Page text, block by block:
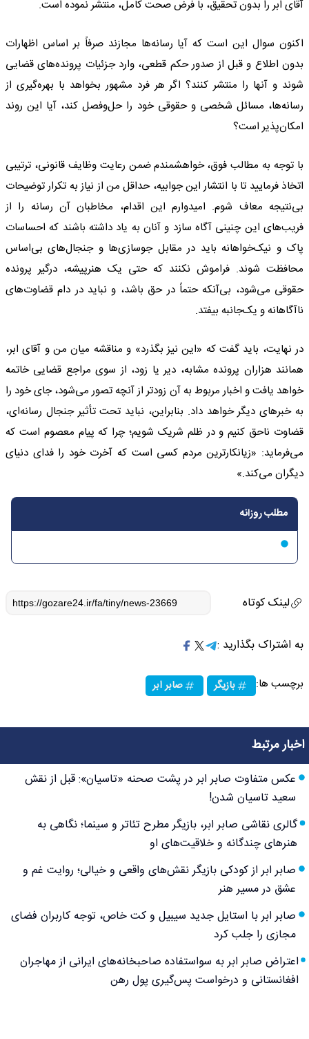
آقای ابر را بدون تحقیق، با فرض صحت کامل، منتشر نموده است.
اکنون سوال این است که آیا رسانه‌ها مجازند صرفاً بر اساس اظهارات
بدون اطلاع و قبل از صدور حکم قطعی، وارد جزئیات پرونده‌های قضایی
شوند و آنها را منتشر کنند؟ اگر هر فرد مشهور بخواهد با بهره‌گیری از
رسانه‌ها، مسائل شخصی و حقوقی خود را حل‌وفصل کند، آیا این روند
امکان‌پذیر است؟
با توجه به مطالب فوق، خواهشمندم ضمن رعایت وظایف قانونی، ترتیبی
اتخاذ فرمایید تا با انتشار این جوابیه، حداقل من از نیاز به تکرار توضیحات
بی‌نتیجه معاف شوم. امیدوارم این اقدام، مخاطبان آن رسانه را از
فریب‌های این چنینی آگاه سازد و آنان به یاد داشته باشند که احساسات
پاک و نیک‌خواهانه باید در مقابل جوسازی‌ها و جنجال‌های بی‌اساس
محافظت شوند. فراموش نکنند که حتی یک هنرپیشه، درگیر پرونده
حقوقی می‌شود، بی‌آنکه حتماً در حق باشد، و نباید در دام قضاوت‌های
ناآگاهانه و یک‌جانبه بیفتد.
در نهایت، باید گفت که «این نیز بگذرد» و مناقشه میان من و آقای ابر،
همانند هزاران پرونده مشابه، دیر یا زود، از سوی مراجع قضایی خاتمه
خواهد یافت و اخبار مربوط به آن زودتر از آنچه تصور می‌شود، جای خود را
به خبرهای دیگر خواهد داد. بنابراین، نباید تحت تأثیر جنجال رسانه‌ای،
قضاوت ناحق کنیم و در ظلم شریک شویم؛ چرا که پیام معصوم است که
می‌فرماید: «زیانکارترین مردم کسی است که آخرت خود را فدای دنیای
دیگران می‌کند.»
مطلب روزانه
لینک کوتاه
به اشتراک بگذارید :
برچسب ها: بازیگر صابر ابر
اخبار مرتبط
عکس متفاوت صابر ابر در پشت صحنه «تاسیان»: قبل از نقش
سعید تاسیان شدن!
گالری نقاشی صابر ابر، بازیگر مطرح تئاتر و سینما؛ نگاهی به
هنرهای چندگانه و خلاقیت‌های او
صابر ابر از کودکی بازیگر نقش‌های واقعی و خیالی؛ روایت غم و
عشق در مسیر هنر
صابر ابر با استایل جدید سیبیل و کت خاص، توجه کاربران فضای
مجازی را جلب کرد
اعتراض صابر ابر به سواستفاده صاحبخانه‌های ایرانی از مهاجران
افغانستانی و درخواست پس‌گیری پول رهن